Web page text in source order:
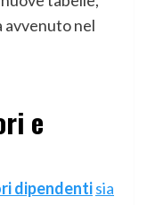
avvenuto nel
e
dipendentisia